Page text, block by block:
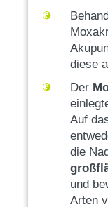
diese
Der
Auf
die
und
Arten